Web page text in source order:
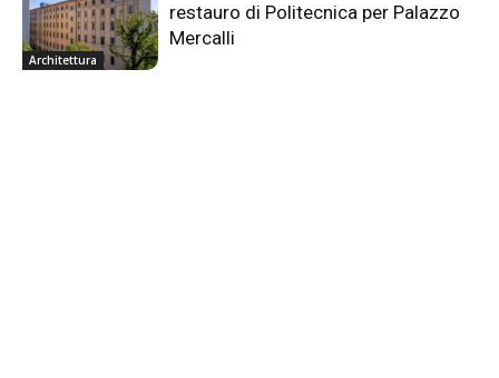
Architettura
restauro di Politecnica per Palazzo
Mercalli